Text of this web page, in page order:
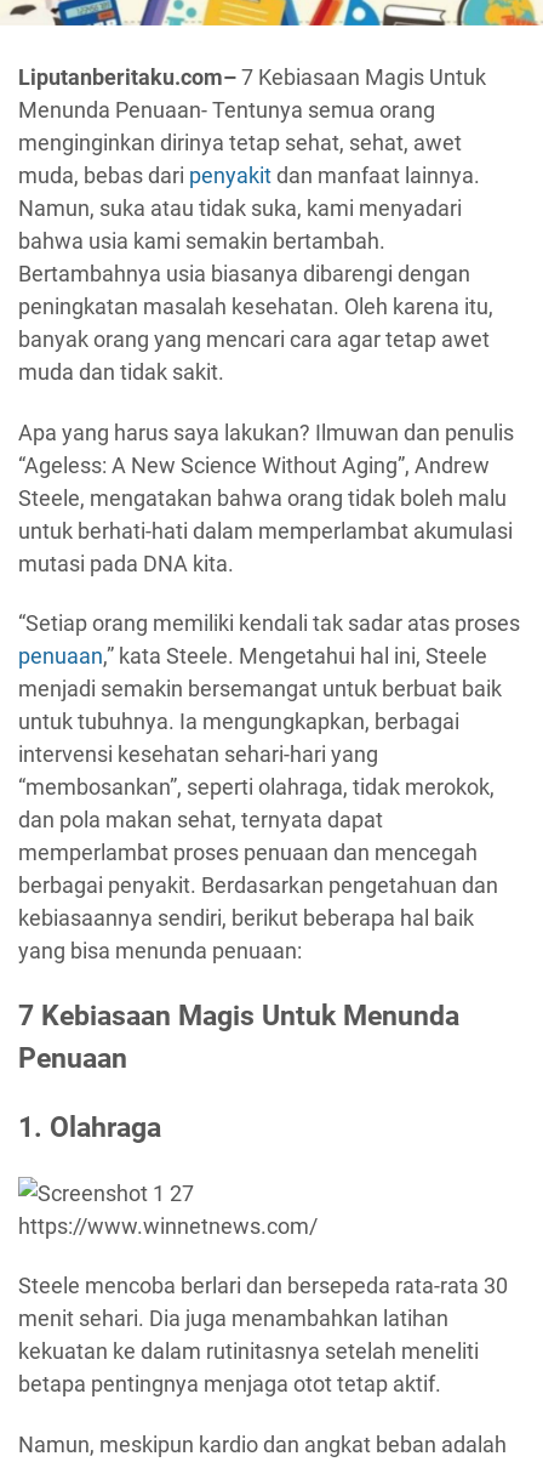
Liputanberitaku.com–7 Kebiasaan Magis Untuk
Menunda Penuaan- Tentunya semua orang
menginginkan dirinya tetap sehat, sehat, awet
muda, bebas dari penyakitdan manfaat lainnya.
Namun, suka atau tidak suka, kami menyadari
bahwa usia kami semakin bertambah.
Bertambahnya usia biasanya dibarengi dengan
peningkatan masalah kesehatan. Oleh karena itu,
banyak orang yang mencari cara agar tetap awet
muda dan tidak sakit.
Apa yang harus saya lakukan? Ilmuwan dan penulis
“Ageless: A New Science Without Aging”, Andrew
Steele, mengatakan bahwa orang tidak boleh malu
untuk berhati-hati dalam memperlambat akumulasi
mutasi pada DNA kita.
“Setiap orang memiliki kendali tak sadar atas proses
penuaan,” kata Steele. Mengetahui hal ini, Steele
menjadi semakin bersemangat untuk berbuat baik
untuk tubuhnya. Ia mengungkapkan, berbagai
intervensi kesehatan sehari-hari yang
“membosankan”, seperti olahraga, tidak merokok,
dan pola makan sehat, ternyata dapat
memperlambat proses penuaan dan mencegah
berbagai penyakit. Berdasarkan pengetahuan dan
kebiasaannya sendiri, berikut beberapa hal baik
yang bisa menunda penuaan:
7 Kebiasaan Magis Untuk Menunda
Penuaan
1. Olahraga
https://www.winnetnews.com/
Steele mencoba berlari dan bersepeda rata-rata 30
menit sehari. Dia juga menambahkan latihan
kekuatan ke dalam rutinitasnya setelah meneliti
betapa pentingnya menjaga otot tetap aktif.
Namun, meskipun kardio dan angkat beban adalah